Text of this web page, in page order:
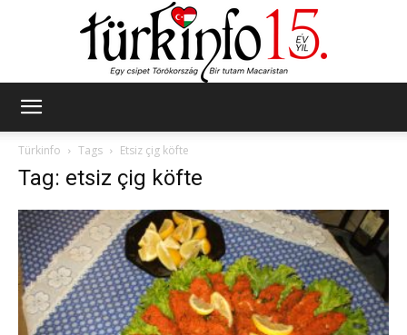
Türkinfo
Tags Etsiz çig köfte
Tag: etsiz çig köfte